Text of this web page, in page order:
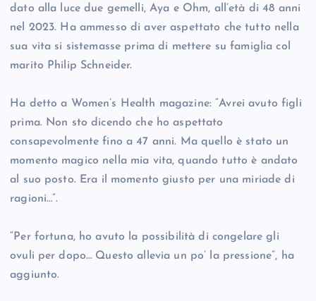
dato alla luce due gemelli, Aya e Ohm, all’età di 48 anni
nel 2023. Ha ammesso di aver aspettato che tutto nella
sua vita si sistemasse prima di mettere su famiglia col
marito Philip Schneider.
Ha detto a Women’s Health magazine: “Avrei avuto figli
prima. Non sto dicendo che ho aspettato
consapevolmente fino a 47 anni. Ma quello è stato un
momento magico nella mia vita, quando tutto è andato
al suo posto. Era il momento giusto per una miriade di
ragioni…”.
“Per fortuna, ho avuto la possibilità di congelare gli
ovuli per dopo… Questo allevia un po’ la pressione”, ha
aggiunto.